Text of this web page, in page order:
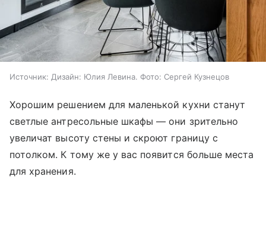
Источник: Дизайн: Юлия Левина. Фото: Сергей Кузнецов
Хорошим решением для маленькой кухни станут
светлые антресольные шкафы — они зрительно
увеличат высоту стены и скроют границу с
потолком. К тому же у вас появится больше места
для хранения.